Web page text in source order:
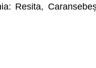
Resita,